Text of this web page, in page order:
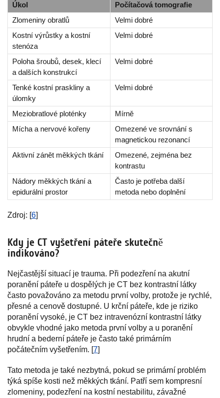
Úkol
Počítačová tomografie
Zlomeniny obratlů
Velmi dobré
Kostní výrůstky a kostní
stenóza
Velmi dobré
Poloha šroubů, desek, klecí
a dalších konstrukcí
Velmi dobré
Tenké kostní praskliny a
úlomky
Velmi dobré
Meziobratlové ploténky
Mírně
Mícha a nervové kořeny
Omezené ve srovnání s
magnetickou rezonancí
Aktivní zánět měkkých tkání
Omezené, zejména bez
kontrastu
Nádory měkkých tkání a
epidurální prostor
Často je potřeba další
metoda nebo doplnění
Zdroj: [6]
Kdy je CT vyšetření páteře skutečně
indikováno?
Nejčastější situací je trauma. Při podezření na akutní
poranění páteře u dospělých je CT bez kontrastní látky
často považováno za metodu první volby, protože je rychlé,
přesné a cenově dostupné. U krční páteře, kde je riziko
poranění vysoké, je CT bez intravenózní kontrastní látky
obvykle vhodné jako metoda první volby a u poranění
hrudní a bederní páteře je často také primárním
počátečním vyšetřením. [7]
Tato metoda je také nezbytná, pokud se primární problém
týká spíše kosti než měkkých tkání. Patří sem kompresní
zlomeniny, podezření na kostní nestabilitu, závažné